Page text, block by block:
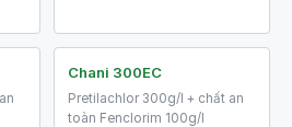
Chani 300EC
Pretilachlor 300g/l + chất an
toàn Fenclorim 100g/l